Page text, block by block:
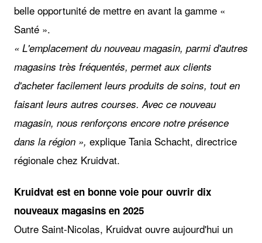
belle opportunité de mettre en avant la gamme «
Santé ».
« L'emplacement du nouveau magasin, parmi d'autres
magasins très fréquentés, permet aux clients
d'acheter facilement leurs produits de soins, tout en
faisant leurs autres courses. Avec ce nouveau
magasin, nous renforçons encore notre présence
dans la région », explique Tania Schacht, directrice
régionale chez Kruidvat.
Kruidvat est en bonne voie pour ouvrir dix
nouveaux magasins en 2025
Outre Saint-Nicolas, Kruidvat ouvre aujourd'hui un